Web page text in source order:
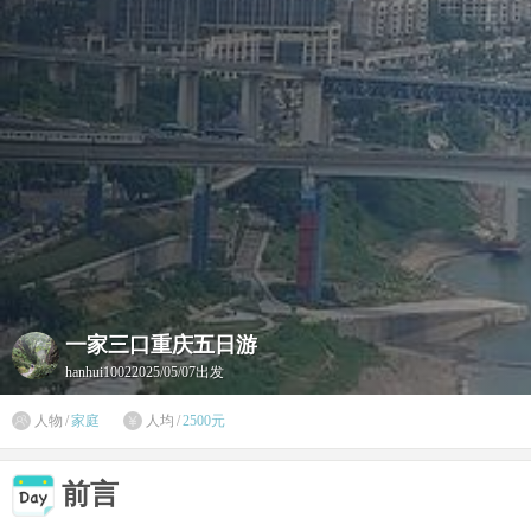
一家三口重庆五日游
hanhui10022025/05/07出发
 人物 /家庭  人均 /2500元
前言